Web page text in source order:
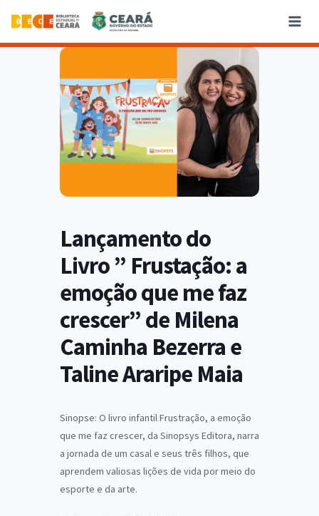
Lançamento do
Livro ” Frustação: a
emoção que me faz
crescer” de Milena
Caminha Bezerra e
Taline Araripe Maia
Sinopse: O livro infantil Frustração, a emoção
que me faz crescer, da Sinopsys Editora, narra
a jornada de um casal e seus três filhos, que
aprendem valiosas lições de vida por meio do
esporte e da arte.